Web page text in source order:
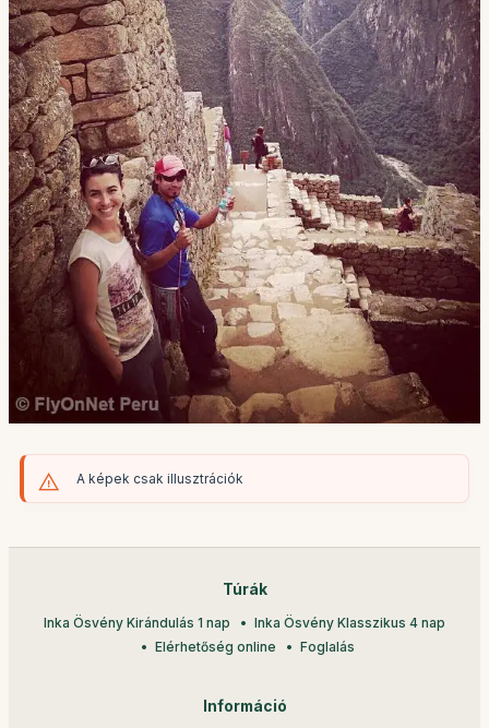
A képek csak illusztrációk
Túrák
Inka Ösvény Kirándulás 1 nap
Inka Ösvény Klasszikus 4 nap
Elérhetőség online
Foglalás
Információ